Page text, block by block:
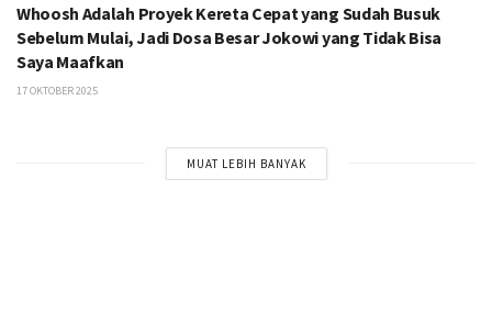
Whoosh Adalah Proyek Kereta Cepat yang Sudah Busuk
Sebelum Mulai, Jadi Dosa Besar Jokowi yang Tidak Bisa
Saya Maafkan
17 OKTOBER 2025
MUAT LEBIH BANYAK